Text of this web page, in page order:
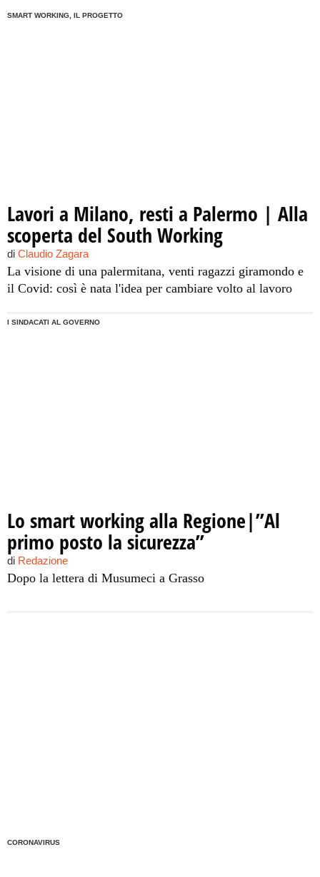
SMART WORKING, IL PROGETTO
Lavori a Milano, resti a Palermo | Alla
scoperta del South Working
di Claudio Zagara
La visione di una palermitana, venti ragazzi giramondo e
il Covid: così è nata l'idea per cambiare volto al lavoro
I SINDACATI AL GOVERNO
Lo smart working alla Regione|”Al
primo posto la sicurezza”
di Redazione
Dopo la lettera di Musumeci a Grasso
CORONAVIRUS